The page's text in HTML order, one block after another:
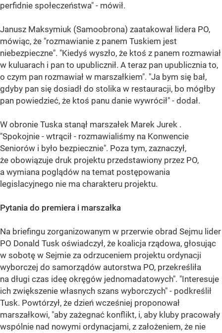
perfidnie społeczeństwa" - mówił.
Janusz Maksymiuk (Samoobrona) zaatakował lidera PO,
mówiąc, że "rozmawianie z panem Tuskiem jest
niebezpieczne". "Kiedyś wyszło, że ktoś z panem rozmawiał
w kuluarach i pan to upublicznił. A teraz pan upublicznia to,
o czym pan rozmawiał w marszałkiem". "Ja bym się bał,
gdyby pan się dosiadł do stolika w restauracji, bo mógłby
pan powiedzieć, że ktoś panu danie wywrócił" - dodał.
W obronie Tuska stanął marszałek Marek Jurek .
"Spokojnie - wtrącił - rozmawialiśmy na Konwencie
Seniorów i było bezpiecznie". Poza tym, zaznaczył,
że obowiązuje druk projektu przedstawiony przez PO,
a wymiana poglądów na temat postępowania
legislacyjnego nie ma charakteru projektu.
Pytania do premiera i marszałka
Na briefingu zorganizowanym w przerwie obrad Sejmu lider
PO Donald Tusk oświadczył, że koalicja rządowa, głosując
w sobotę w Sejmie za odrzuceniem projektu ordynacji
wyborczej do samorządów autorstwa PO, przekreśliła
na długi czas ideę okręgów jednomadatowych". "Interesuje
ich zwiększenie własnych szans wyborczych" - podkreślił
Tusk. Powtórzył, że dzień wcześniej proponował
marszałkowi, "aby zażegnać konflikt, i, aby kluby pracowały
wspólnie nad nowymi ordynacjami, z założeniem, że nie